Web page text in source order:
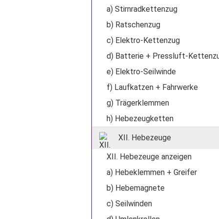
a) Stirnradkettenzug
b) Ratschenzug
c) Elektro-Kettenzug
d) Batterie + Pressluft-
e) Elektro-Seilwinde
f) Laufkatzen + Fahrwerke
g) Trägerklemmen
h) Hebezeugketten
XII. Hebezeuge
XII. Hebezeuge anzeigen
a) Hebeklemmen + Greifer
b) Hebemagnete
c) Seilwinden